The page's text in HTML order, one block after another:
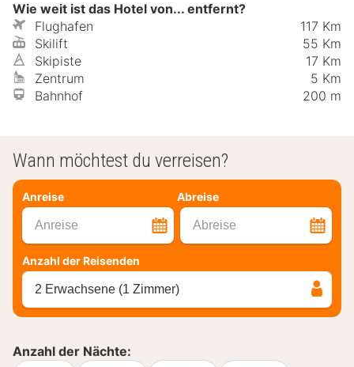
Wie weit ist das Hotel von... entfernt?
Flughafen
117 Km
Skilift
55 Km
Skipiste
17 Km
Zentrum
5 Km
Bahnhof
200 m
Wann möchtest du verreisen?
Anreise Abreise
Anreise Abreise
Anzahl der Reisenden
2 Erwachsene (1 Zimmer)
Anzahl der Nächte: